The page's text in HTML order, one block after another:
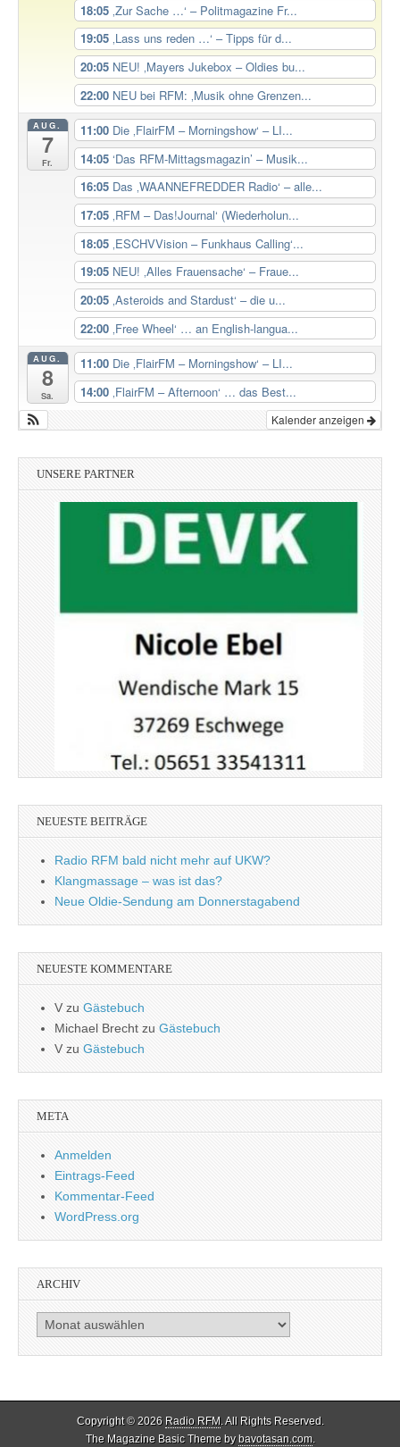
18:05 ‚Zur Sache …‘ – Politmagazine Fr...
19:05 ‚Lass uns reden …‘ – Tipps für d...
20:05 NEU! ‚Mayers Jukebox – Oldies bu...
22:00 NEU bei RFM: ‚Musik ohne Grenzen...
AUG.
7
Fr.
11:00 Die ‚FlairFM – Morningshow‘ – LI...
14:05 ‘Das RFM-Mittagsmagazin’ – Musik...
16:05 Das ‚WAANNEFREDDER Radio‘ – alle...
17:05 ‚RFM – Das!Journal‘ (Wiederholun...
18:05 ‚ESCHVVision – Funkhaus Calling‘...
19:05 NEU! ‚Alles Frauensache‘ – Fraue...
20:05 ‚Asteroids and Stardust‘ – die u...
22:00 ‚Free Wheel‘ … an English-langua...
AUG.
8
Sa.
11:00 Die ‚FlairFM – Morningshow‘ – LI...
14:00 ‚FlairFM – Afternoon‘ … das Best...
Kalender anzeigen
UNSERE PARTNER
NEUESTE BEITRÄGE
Radio RFM bald nicht mehr auf UKW?
Klangmassage – was ist das?
Neue Oldie-Sendung am Donnerstagabend
NEUESTE KOMMENTARE
V zu Gästebuch
Michael Brecht zu Gästebuch
Vzu Gästebuch
META
Anmelden
Eintrags-Feed
Kommentar-Feed
WordPress.org
ARCHIV
Archiv
Copyright © 2026 Radio RFM. All Rights Reserved.
The Magazine Basic Theme bybavotasan.com.